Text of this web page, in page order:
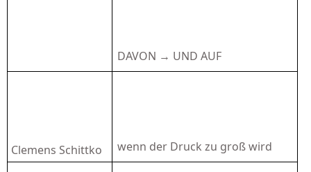
DAVON → UND AUF
Clemens Schittko wenn der Druck zu groß wird